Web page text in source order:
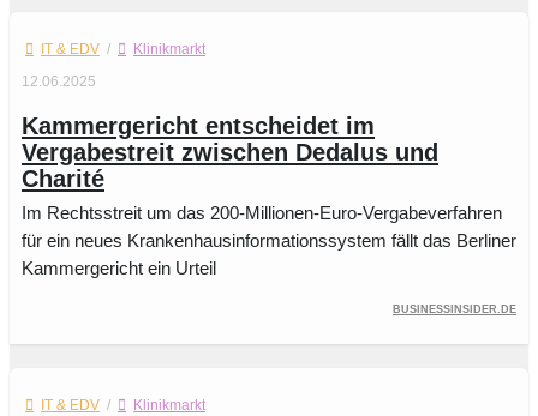
IT & EDV /
Klinikmarkt
12.06.2025
Kammergericht entscheidet im
Vergabestreit zwischen Dedalus und
Charité
Im Rechtsstreit um das 200-Millionen-Euro-Vergabeverfahren
für ein neues Krankenhausinformationssystem fällt das Berliner
Kammergericht ein Urteil
businessinsider.de
IT & EDV /
Klinikmarkt